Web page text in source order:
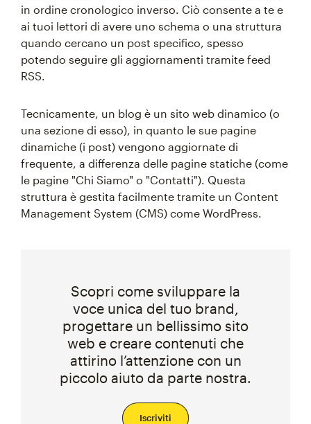
in ordine cronologico inverso. Ciò consente a te e
ai tuoi lettori di avere uno schema o una struttura
quando cercano un post specifico, spesso
potendo seguire gli aggiornamenti tramite feed
RSS.
Tecnicamente, un blog è un sito web dinamico (o
una sezione di esso), in quanto le sue pagine
dinamiche (i post) vengono aggiornate di
frequente, a differenza delle pagine statiche (come
le pagine "Chi Siamo" o "Contatti"). Questa
struttura è gestita facilmente tramite un Content
Management System (CMS) come WordPress.
Scopri come sviluppare la
voce unica del tuo brand,
progettare un bellissimo sito
web e creare contenuti che
attirino l’attenzione con un
piccolo aiuto da parte nostra.
Iscriviti